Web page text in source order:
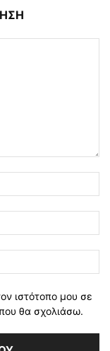
ιστότοπο μου σε
θα σχολιάσω.